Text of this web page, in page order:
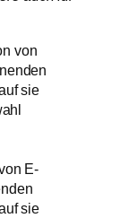
E-
sie